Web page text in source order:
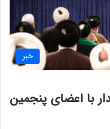
خبر
با اعضای پنجمین